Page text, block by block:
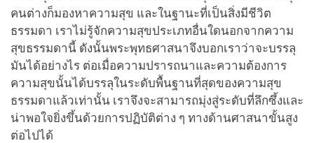
คนต่างก็มองหาความสุข และในฐานะที่เป็นสิ่งมีชีวิต
ธรรมดา เราไม่รู้จักความสุขประเภทอื่นใดนอกจากความ
สุขธรรมดานี้ ดังนั้นพระพุทธศาสนาจึงบอกเราว่าจะบรรลุ
มันได้อย่างไร ต่อเมื่อความปรารถนาและความต้องการ
ความสุขนั้นได้บรรลุในระดับพื้นฐานที่สุดของความสุข
ธรรมดาแล้วเท่านั้น เราจึงจะสามารถมุ่งสู่ระดับที่ลึกซึ้งและ
น่าพอใจยิ่งขึ้นด้วยการปฏิบัติต่าง ๆ ทางด้านศาสนาขั้นสูง
ต่อไปได้